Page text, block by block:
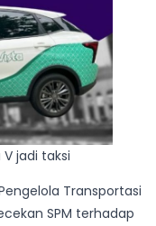
jadi taksi
Transportasi
SPM terhadap